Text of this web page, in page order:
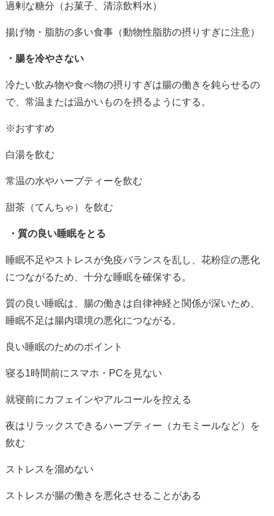
過剰な糖分（お菓子、清涼飲料水）
揚げ物・脂肪の多い食事（動物性脂肪の摂りすぎに注意）
・腸を冷やさない
冷たい飲み物や食べ物の摂りすぎは腸の働きを鈍らせるの
で、常温または温かいものを摂るようにする。
※おすすめ
白湯を飲む
常温の水やハーブティーを飲む
甜茶（てんちゃ）を飲む
・ 質の良い睡眠をとる
睡眠不足やストレスが免疫バランスを乱し、花粉症の悪化
につながるため、十分な睡眠を確保する。
質の良い睡眠は、腸の働きは自律神経と関係が深いため、
睡眠不足は腸内環境の悪化につながる。
良い睡眠のためのポイント
寝る1時間前にスマホ・ PCを見ない
就寝前にカフェインやアルコールを控える
夜はリラックスできるハーブティー（カモミールなど）を
飲む
ストレスを溜めない
ストレスが腸の働きを悪化させることがある